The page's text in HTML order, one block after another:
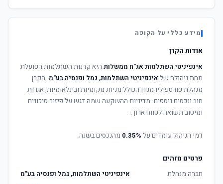
מידע כללי על הקופה
אודות הקרן
אינפיניטי השתלמות אג"ח ממשלות היא קרנות השתלמות הפועלת
תחת ניהולה של אינפיניטי השתלמות, גמל ופנסיה בע"מ. הקרן
מנהלת פורטפוליו מגוון הכולל מניות מקומיות ובינלאומיות, אגרות
חוב ונכסים נוספים. מדיניות ההשקעה שמה דגש על פיזור סיכונים
ומיטוב תשואה לטווח ארוך.
דמי הניהול עומדים על 0.35% מהנכסים בשנה.
פרטים מזהים
חברה מנהלת
אינפיניטי השתלמות, גמל ופנסיה בע"מ